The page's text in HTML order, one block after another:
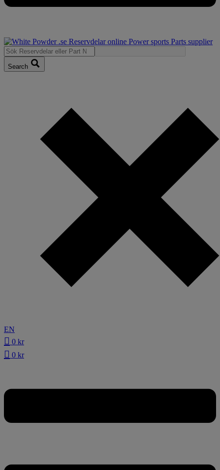
Search
EN
0 kr
0 kr